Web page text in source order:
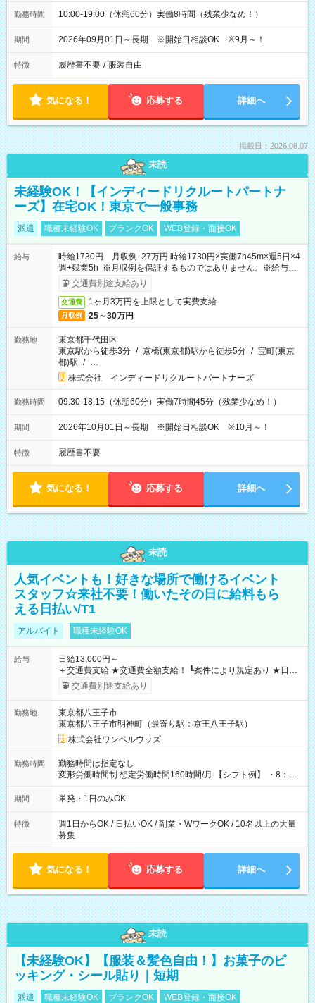
勤務時間 10:00-19:00（休憩60分）実働8時間（残業少なめ！）
期間 2026年09月01日～長期 ※開始日相談OK ※9月～！
特徴 履歴書不要 / 服装自由
気になる！ 応募する 詳細へ
掲載日：2026.08.07
未読
未経験OK！【インディードリクルートパートナ
ーズ】在宅OK！東京で一般事務
派遣 職種未経験OK ブランクOK WEB登録・面接OK
給与
時給1730円 月収例 27万円 時給1730円×実働7h45m×週5日×4
週+残業5h ※月収例を保証するものではありません。※給与即
受取りサービス利用可（利用条件有）
交通費別途支給あり
交通費 1ヶ月3万円を上限として実費支給
月収例 25～30万円
勤務地
東京都千代田区
東京駅から徒歩3分 / 京橋(東京都)駅から徒歩5分 / 宝町(東京
都)駅 / …
株式会社 インディードリクルートパートナーズ
勤務時間 09:30-18:15（休憩60分）実働7時間45分（残業少なめ！）
期間 2026年10月01日～長期 ※開始日相談OK ※10月～！
特徴 履歴書不要
気になる！ 応募する 詳細へ
未読
人気イベントも！好きな場所で働けるイベント
スタッフ☆来社不要！働いたその日に給料もら
える日払い/T1
アルバイト 職種未経験OK
給与
日給13,000円～
＋交通費支給 ★交通費全額支給！ ┗案件により規定あり ★日払
いOK！（規定あり） ┗働いたその日に現金GET♪ お仕事後はコ
ンビニATMから 日払い分を引き落とせます！ 【試用期間】試
交通費別途支給あり
勤務地
東京都八王子市
東京都八王子市明神町（最寄り駅：京王八王子駅）
株式会社ワンベルウッズ
勤務時間
勤務時間は指定なし
変形労働時間制 想定労働時間160時間/月 【シフト例】 ・8：00
～21：00
期間 単発・1日のみOK
特徴
週1日からOK / 日払いOK / 副業・WワークOK / 10名以上の大量
募集
気になる！ 応募する 詳細へ
未読
【未経験OK】【服装＆髪色自由！】お菓子のピ
ッキング・シール貼り｜短期
派遣 職種未経験OK ブランクOK WEB登録・面接OK